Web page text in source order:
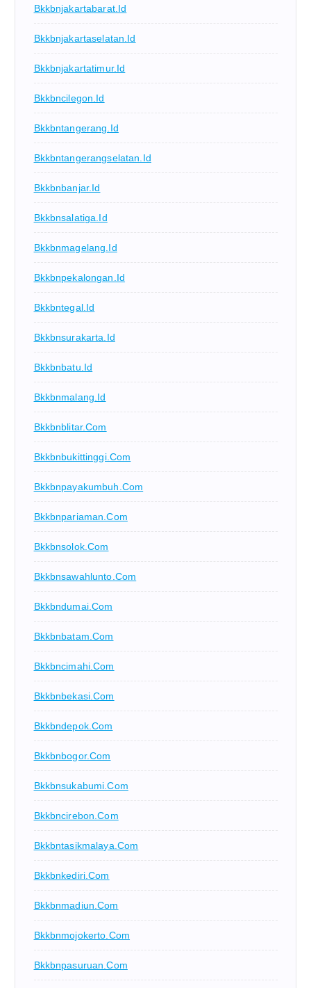
Bkkbnjakartabarat.id
Bkkbnjakartaselatan.id
Bkkbnjakartatimur.id
Bkkbncilegon.id
Bkkbntangerang.id
Bkkbntangerangselatan.id
Bkkbnbanjar.id
Bkkbnsalatiga.id
Bkkbnmagelang.id
Bkkbnpekalongan.id
Bkkbntegal.id
Bkkbnsurakarta.id
Bkkbnbatu.id
Bkkbnmalang.id
Bkkbnblitar.com
Bkkbnbukittinggi.com
Bkkbnpayakumbuh.com
Bkkbnpariaman.com
Bkkbnsolok.com
Bkkbnsawahlunto.com
Bkkbndumai.com
Bkkbnbatam.com
Bkkbncimahi.com
Bkkbnbekasi.com
Bkkbndepok.com
Bkkbnbogor.com
Bkkbnsukabumi.com
Bkkbncirebon.com
Bkkbntasikmalaya.com
Bkkbnkediri.com
Bkkbnmadiun.com
Bkkbnmojokerto.com
Bkkbnpasuruan.com